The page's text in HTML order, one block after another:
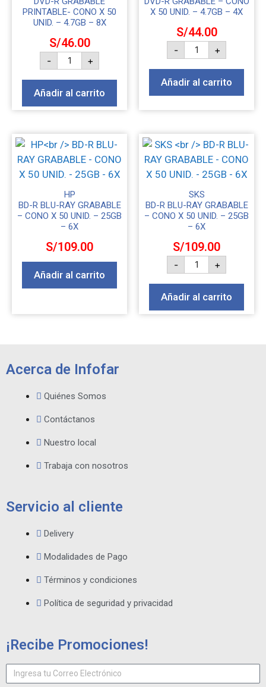
PRINTABLE- CONO X 50
UNID. – 4.7GB – 8X
S/46.00
- +
Añadir al carrito
X 50 UNID. – 4.7GB – 4X
S/44.00
- +
Añadir al carrito
HP
BD-R BLU-RAY GRABABLE
– CONO X 50 UNID. – 25GB
– 6X
S/109.00
Añadir al carrito
SKS
BD-R BLU-RAY GRABABLE
– CONO X 50 UNID. – 25GB
– 6X
S/109.00
- +
Añadir al carrito
Acerca de Infofar
Quiénes Somos
Contáctanos
Nuestro local
Trabaja con nosotros
Servicio al cliente
Delivery
Modalidades de Pago
Términos y condiciones
Política de seguridad y privacidad
¡Recibe Promociones!